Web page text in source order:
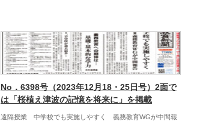
No．6398号（2023年12月18・25日号）2面で
は「桜植え津波の記憶を将来に」を掲載
遠隔授業 中学校でも実施しやすく 義務教育WGが中間報